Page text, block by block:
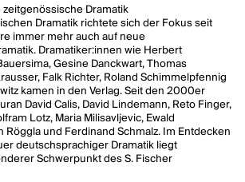
Dramatik
Dramatik richtete sich der Fokus seit
immer mehr auch auf neue
Dramatiker:innen wie Herbert
Gesine Danckwart, Thomas
Falk Richter, Roland Schimmelpfennig
kamen in den Verlag. Seit den 2000er
David Calis, David Lindemann, Reto Finger,
Lotz, Maria Milisavljevic, Ewald
Röggla und Ferdinand Schmalz. Im Entdecken
deutschsprachiger Dramatik liegt
Schwerpunkt des S. Fischer